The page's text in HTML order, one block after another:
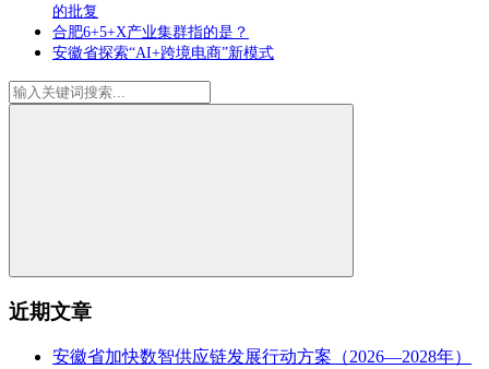
的批复
合肥6+5+X产业集群指的是？
安徽省探索“AI+跨境电商”新模式
近期文章
安徽省加快数智供应链发展行动方案（2026—2028年）